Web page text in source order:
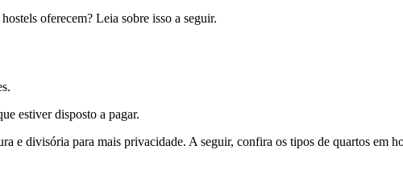
oferecem? Leia sobre isso a seguir.
estiver disposto a pagar.
e divisória para mais privacidade. A seguir, confira os tipos de quartos em